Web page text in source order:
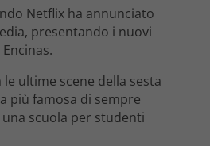
Netflix ha annunciato
presentando i nuovi
ultime scene della sesta
più famosa di sempre
scuola per studenti